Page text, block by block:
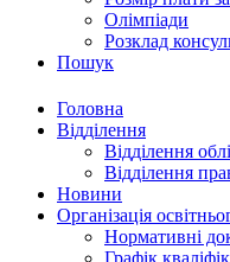
Олімпіади
Розклад
Пошук
Головна
Відділення
Відділення
Відділення
Новини
Організація
Нормативні